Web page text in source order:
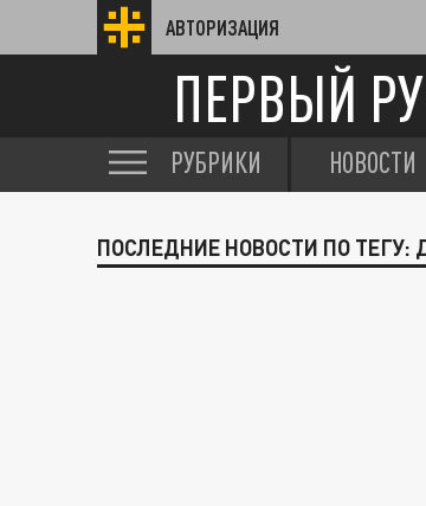
АВТОРИЗАЦИЯ
ПЕРВЫЙ
РУБРИКИ НОВОСТИ
ПОСЛЕДНИЕ НОВОСТИ ПО ТЕГУ: